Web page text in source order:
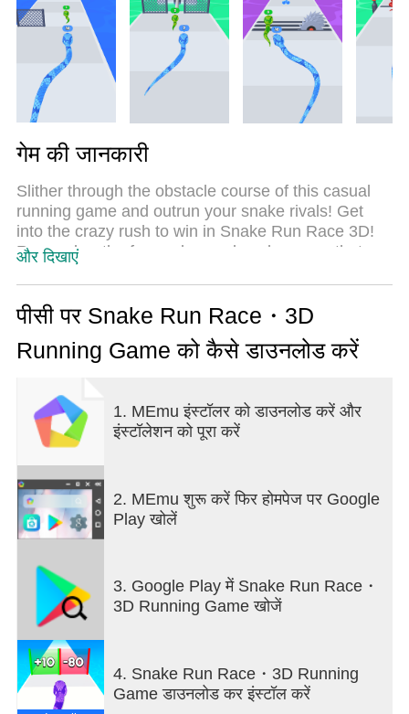
गेम की जानकारी
Slither through the obstacle course of this casual
running game and outrun your snake rivals! Get
into the crazy rush to win in Snake Run Race 3D!
Remember the fun and casual snake game that
graphics, gripping runner mechanics, and plenty of
Rush into the world of this running game and get
Our snake game will become your savior in long
lines, during boring or sleepless hours at home, on
a bus, or even on an airplane. Slither into the crazy
rush filled with incredible racing challenges and
Fun Runner with Snakes
You’re not alone in your crazy rush! There are other
snakes on your way to victory. Eat your snake rivals
levels of this runner game! Be careful, and don’t let
bigger snakes eat you up like a little worm! This will
only lead to the restart of your racing. Calculate
Fun Run with Plenty of Quests
Our fun race 3D simulator will surprise you with its
challenges! You can slither into racing, dodging
और दिखाएं
पीसी पर Snake Run Race・3D
Running Game को कैसे डाउनलोड करें
1. MEmu इंस्टॉलर को डाउनलोड करें और
इंस्टॉलेशन को पूरा करें
2. MEmu शुरू करें फिर होमपेज पर Google
Play खोलें
3. Google Play में Snake Run Race・
3D Running Game खोजें
4. Snake Run Race・3D Running
Game डाउनलोड कर इंस्टॉल करें